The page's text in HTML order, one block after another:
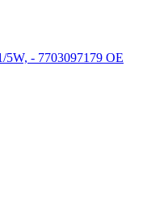
- 7703097179 OE